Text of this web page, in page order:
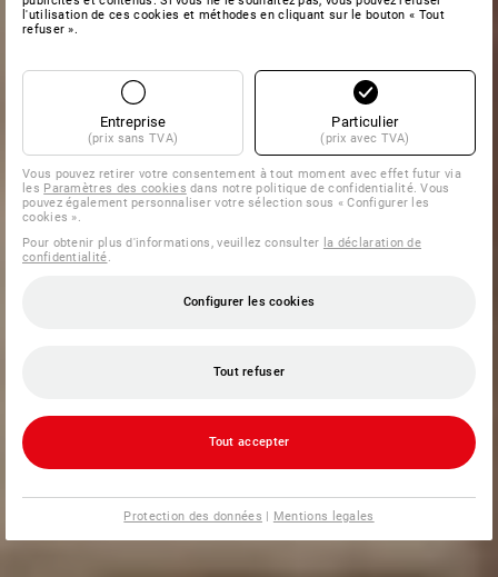
l'utilisation de ces cookies et méthodes en cliquant sur le bouton « Tout
refuser ».
Entreprise
(prix sans TVA)
Particulier
(prix avec TVA)
Vous pouvez retirer votre consentement à tout moment avec effet futur via
les Paramètres des cookies dans notre politique de confidentialité. Vous
pouvez également personnaliser votre sélection sous « Configurer les
cookies ».
Pour obtenir plus d'informations, veuillez consulter la déclaration de
confidentialité
Configurer les cookies
Tout refuser
Tout accepter
Protection des données | Mentions legales